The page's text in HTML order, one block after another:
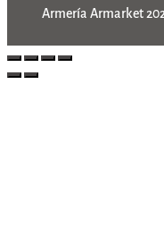
Armería Armarket